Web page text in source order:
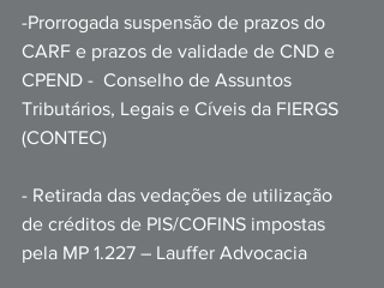
-Prorrogada suspensão de prazos do
CARF e prazos de validade de CND e
CPEND -  Conselho de Assuntos
Tributários, Legais e Cíveis da FIERGS
(CONTEC)
- Retirada das vedações de utilização
de créditos de PIS/COFINS impostas
pela MP 1.227 – Lauffer Advocacia